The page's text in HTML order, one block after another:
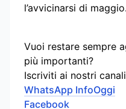
l’avvicinarsi di maggio.
Vuoi restare sempre
più importanti?
Iscriviti ai nostri
WhatsApp InfoOggi
Facebook